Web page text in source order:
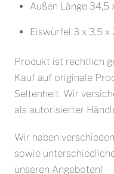
Außen Länge 34,5
Eiswürfel 3 x 3,5 x
Produkt ist rechtlich
Kauf auf originale
Seltenheit. Wir
als autorisierter
Wir haben
sowie
unseren Angeboten!